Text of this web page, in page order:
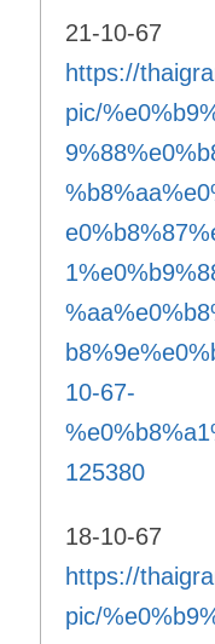
21-10-67
https://
pic/
10-67-
125380
18-10-67
https://
pic/